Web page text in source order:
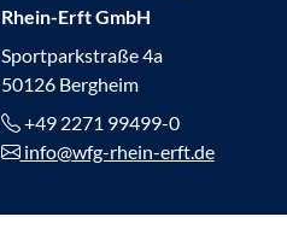
Rhein-Erft GmbH
Sportparkstraße 4a
50126 Bergheim
+49 2271 99499-0
info@wfg-rhein-erft.de